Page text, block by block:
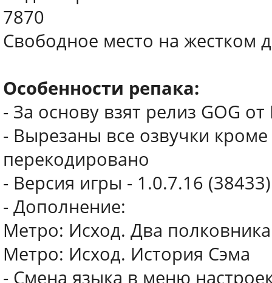
7870
Свободное место на жестком
Особенности репака:
- За основу взят релиз GOG от
- Вырезаны все озвучки
перекодировано
- Версия игры - 1.0.7.16 (38433)
- Дополнение:
Метро: Исход. Два полковника
Метро: Исход. История Сэма
- Смена языка в меню